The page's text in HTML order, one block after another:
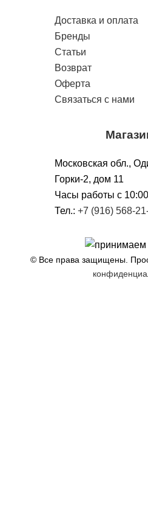
Доставка и оплата
Бренды
Статьи
Возврат
Оферта
Связаться с нами
Московская обл.,
Горки-2, дом 11
Чacы работы с
Тел.:+7 (916) 568-
© Все права защищены.